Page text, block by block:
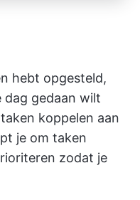
hebt opgesteld,
dag gedaan wilt
koppelen aan
je om taken
zodat je